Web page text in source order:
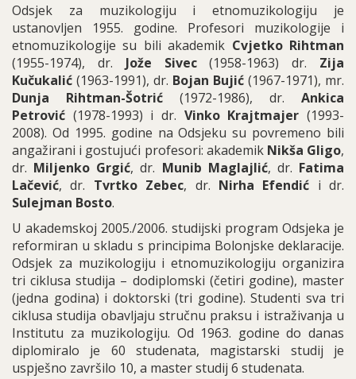
Odsjek za muzikologiju i etnomuzikologiju je
ustanovljen 1955. godine. Profesori muzikologije i
etnomuzikologije su bili akademik Cvjetko Rihtman
(1955-1974), dr. Jože Sivec(1958-1963) dr. Zija
Kučukalić (1963-1991), dr. Bojan Bujić (1967-1971), mr.
Dunja Rihtman-Šotrić (1972-1986), dr. Ankica
Petrović (1978-1993) i dr. Vinko Krajtmajer (1993-
2008). Od 1995. godine na Odsjeku su povremeno bili
angažirani i gostujući profesori: akademik Nikša Gligo,
dr. Miljenko Grgić, dr. Munib Maglajlić, dr. Fatima
Lačević, dr. Tvrtko Zebec, dr. Nirha Efendić i dr.
Sulejman Bosto.
U akademskoj 2005./2006. studijski program Odsjeka je
reformiran u skladu s principima Bolonjske deklaracije.
Odsjek za muzikologiju i etnomuzikologiju organizira
tri ciklusa studija – dodiplomski (četiri godine), master
(jedna godina) i doktorski (tri godine). Studenti sva tri
ciklusa studija obavljaju stručnu praksu i istraživanja u
Institutu za muzikologiju. Od 1963. godine do danas
diplomiralo je 60 studenata, magistarski studij je
uspješno završilo 10, a master studij 6 studenata.